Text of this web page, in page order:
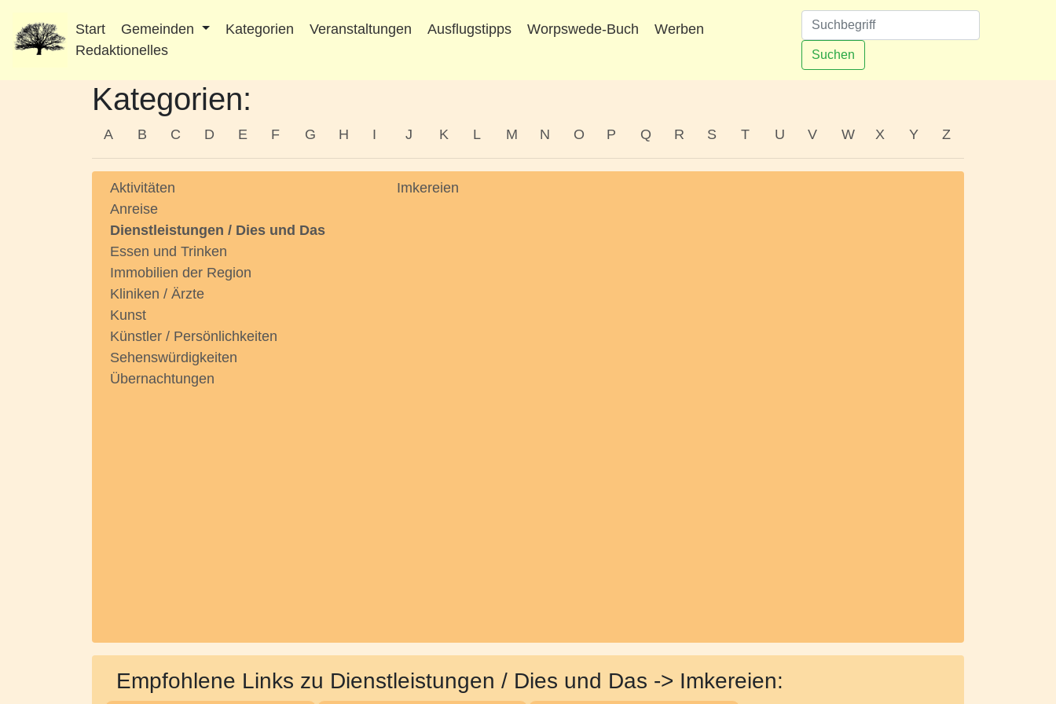
Start Gemeinden Kategorien Veranstaltungen Ausflugstipps Worpswede-Buch
Werben
Redaktionelles
Suchen
Kategorien:
A B C D E F G H I J K L M N O P Q R S T U V W X Y Z
Aktivitäten
Anreise
Dienstleistungen / Dies und Das
Essen und Trinken
Immobilien der Region
Kliniken / Ärzte
Kunst
Künstler / Persönlichkeiten
Sehenswürdigkeiten
Übernachtungen
Imkereien
Empfohlene Links zu Dienstleistungen / Dies und Das -> Imkereien: